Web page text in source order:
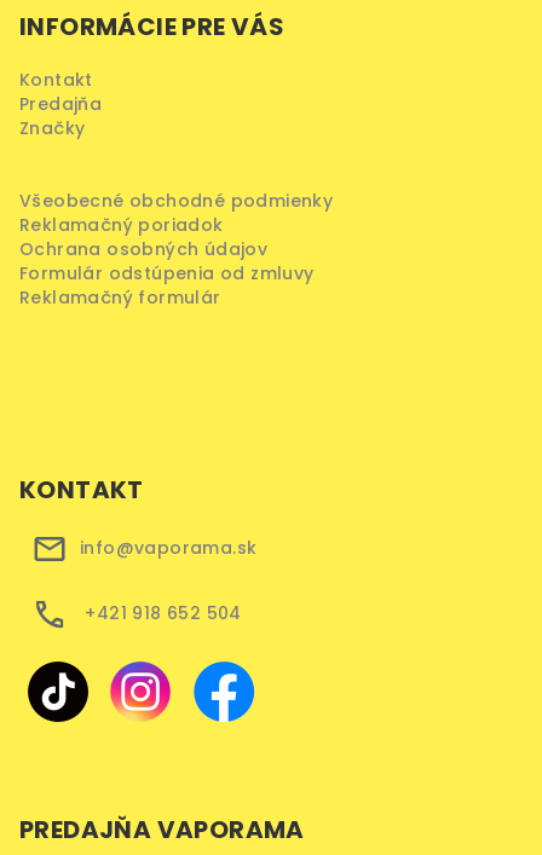
INFORMÁCIE PRE VÁS
Kontakt
Predajňa
Značky
Všeobecné obchodné podmienky
Reklamačný poriadok
Ochrana osobných údajov
Formulár odstúpenia od zmluvy
Reklamačný formulár
KONTAKT
info@vaporama.sk
+421 918 652 504
PREDAJŇA VAPORAMA